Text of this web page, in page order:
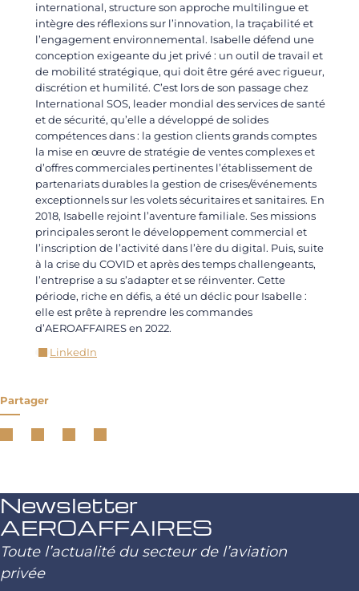
international, structure son approche multilingue et
intègre des réflexions sur l’innovation, la traçabilité et
l’engagement environnemental. Isabelle défend une
conception exigeante du jet privé : un outil de travail et
de mobilité stratégique, qui doit être géré avec rigueur,
discrétion et humilité. C’est lors de son passage chez
International SOS, leader mondial des services de santé
et de sécurité, qu’elle a développé de solides
compétences dans : la gestion clients grands comptes
la mise en œuvre de stratégie de ventes complexes et
d’offres commerciales pertinentes l’établissement de
partenariats durables la gestion de crises/événements
exceptionnels sur les volets sécuritaires et sanitaires. En
2018, Isabelle rejoint l’aventure familiale. Ses missions
principales seront le développement commercial et
l’inscription de l’activité dans l’ère du digital. Puis, suite
à la crise du COVID et après des temps challengeants,
l’entreprise a su s’adapter et se réinventer. Cette
période, riche en défis, a été un déclic pour Isabelle :
elle est prête à reprendre les commandes
d’AEROAFFAIRES en 2022.
LinkedIn
Partager
Newsletter
AEROAFFAIRES
Toute l’actualité du secteur de l’aviation
privée